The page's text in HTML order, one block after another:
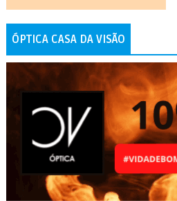
ÓPTICA CASA DA VISÃO